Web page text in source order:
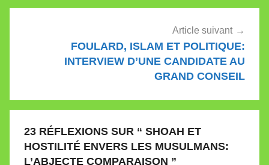
Article suivant
FOULARD, ISLAM ET POLITIQUE:
INTERVIEW D’UNE CANDIDATE AU
GRAND CONSEIL
23 RÉFLEXIONS SUR “ SHOAH ET
HOSTILITÉ ENVERS LES MUSULMANS:
L’ABJECTE COMPARAISON ”